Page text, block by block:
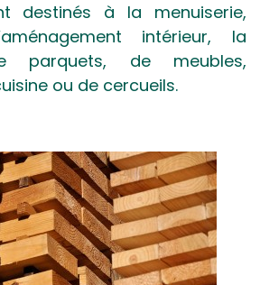
destinés à la menuiserie,
intérieur, la
parquets, de meubles,
ou de cercueils.